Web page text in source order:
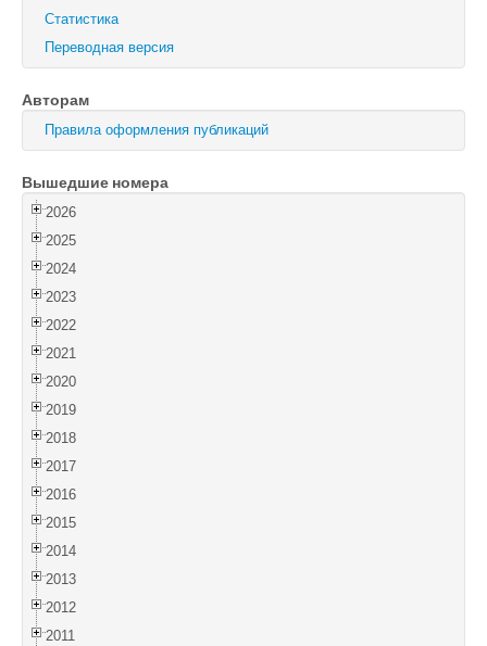
Физика твердого тела
Физика и техника полупроводников
Оптика и спектроскопия
Поиск
Войти
Статистика
Переводная версия
Авторам
Правила оформления публикаций
Вышедшие номера
2026
2025
2024
2023
2022
2021
2020
2019
2018
2017
2016
2015
2014
2013
2012
2011